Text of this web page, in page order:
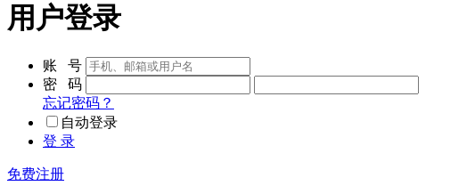
用户登录
账 号
密 码
忘记密码？
自动登录
登 录
免费注册